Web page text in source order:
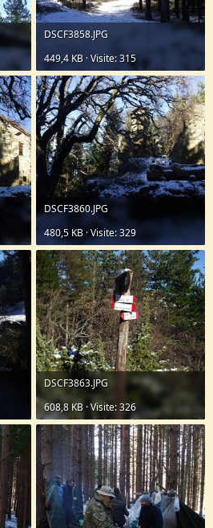
DSCF3858.JPG
449,4 KB · Visite: 315
DSCF3860.JPG
480,5 KB · Visite: 329
DSCF3863.JPG
608,8 KB · Visite: 326